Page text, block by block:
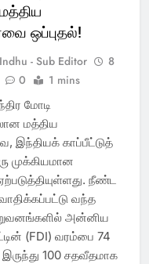
ஒப்புதல்!
- Sub Editor
8
0 1 mins
மோடி
மத்திய
இந்தியக் காப்பீட்டுத்
முக்கியமான
நீண்ட
வந்த
அன்னிய
(FDI) வரம்பை 74
100 சதவீதமாக